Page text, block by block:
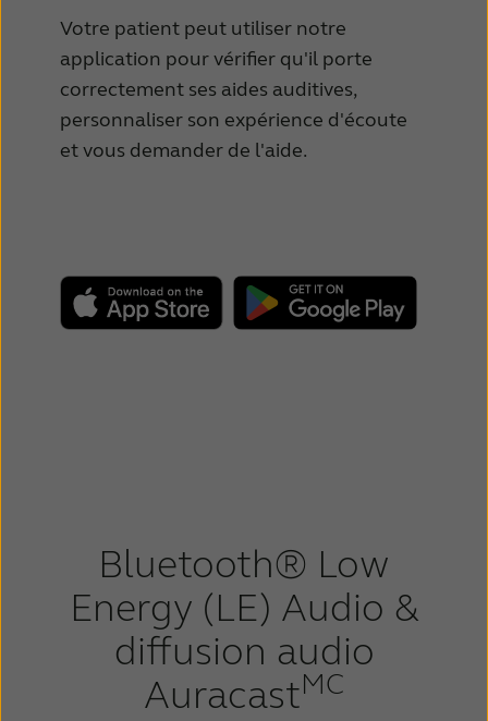
Votre patient peut utiliser notre
application pour vérifier qu'il porte
correctement ses aides auditives,
personnaliser son expérience d'écoute
et vous demander de l'aide.
Bluetooth® Low
Energy (LE) Audio &
diffusion audio
AuracastMC